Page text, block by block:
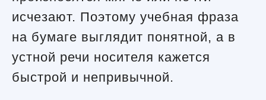
исчезают. Поэтому учебная фраза
на бумаге выглядит понятной, а в
устной речи носителя кажется
быстрой и непривычной.